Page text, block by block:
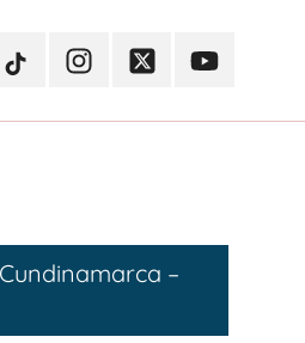
TikTokInstagramTwitterYoutube
–